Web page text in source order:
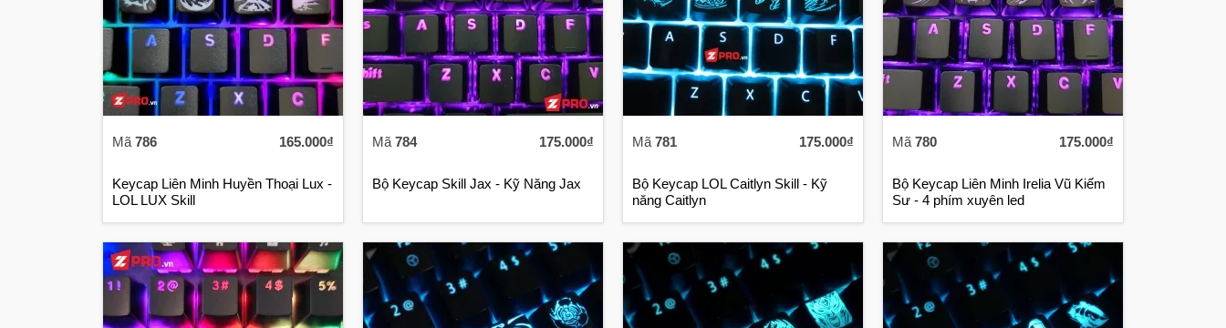
Mã 786 165.000₫
Keycap Liên Minh Huyền Thoại Lux -
LOL LUX Skill
Mã 784 175.000₫
Bộ Keycap Skill Jax - Kỹ Năng Jax
Mã 781 175.000₫
Bộ Keycap LOL Caitlyn Skill - Kỹ
năng Caitlyn
Mã 780 175.000₫
Bộ Keycap Liên Minh Irelia Vũ Kiếm
Sư - 4 phím xuyên led